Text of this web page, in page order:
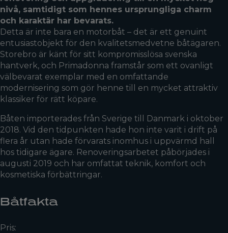
nivå, samtidigt som hennes ursprungliga charm
och karaktär har bevarats.
Detta är inte bara en motorbåt – det är ett genuint
entusiastobjekt för den kvalitetsmedvetne båtägaren.
Storebro är känt för sitt kompromisslösa svenska
hantverk, och Primadonna framstår som ett ovanligt
välbevarat exemplar med en omfattande
modernisering som gör henne till en mycket attraktiv
klassiker för rätt köpare.
Båten importerades från Sverige till Danmark i oktober
2018. Vid den tidpunkten hade hon inte varit i drift på
flera år utan hade förvarats inomhus i uppvärmd hall
hos tidigare ägare. Renoveringsarbetet påbörjades i
augusti 2019 och har omfattat teknik, komfort och
kosmetiska förbättringar.
Båtfakta
Pris: